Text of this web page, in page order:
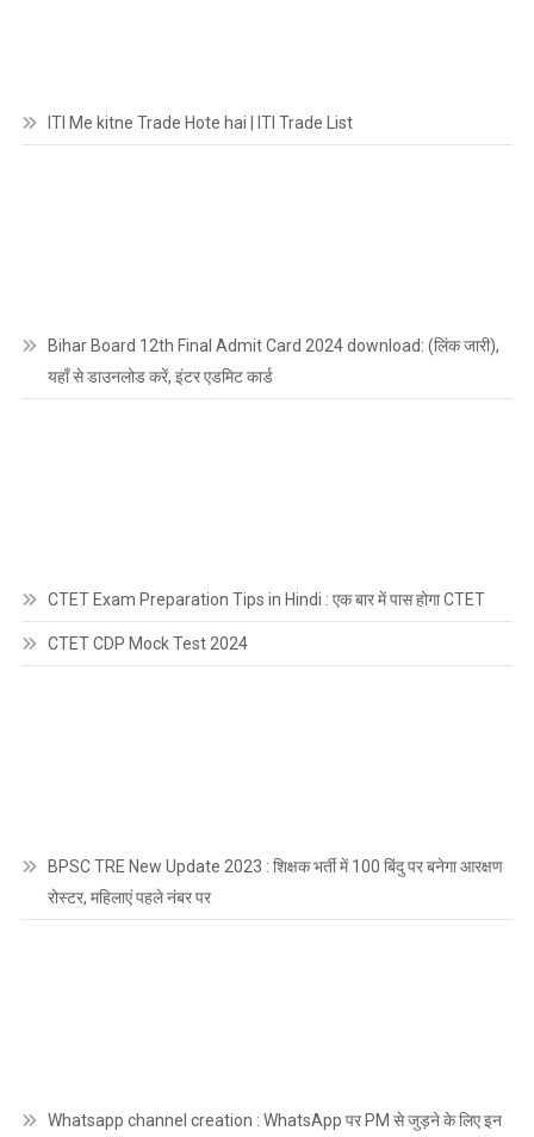
ITI Me kitne Trade Hote hai | ITI Trade List
Bihar Board 12th Final Admit Card 2024 download: (लिंक जारी),
यहाँ से डाउनलोड करें, इंटर एडमिट कार्ड
CTET Exam Preparation Tips in Hindi : एक बार में पास होगा CTET
CTET CDP Mock Test 2024
BPSC TRE New Update 2023 : शिक्षक भर्ती में 100 बिंदु पर बनेगा आरक्षण
रोस्टर, महिलाएं पहले नंबर पर
Whatsapp channel creation : WhatsApp पर PM से जुड़ने के लिए इन